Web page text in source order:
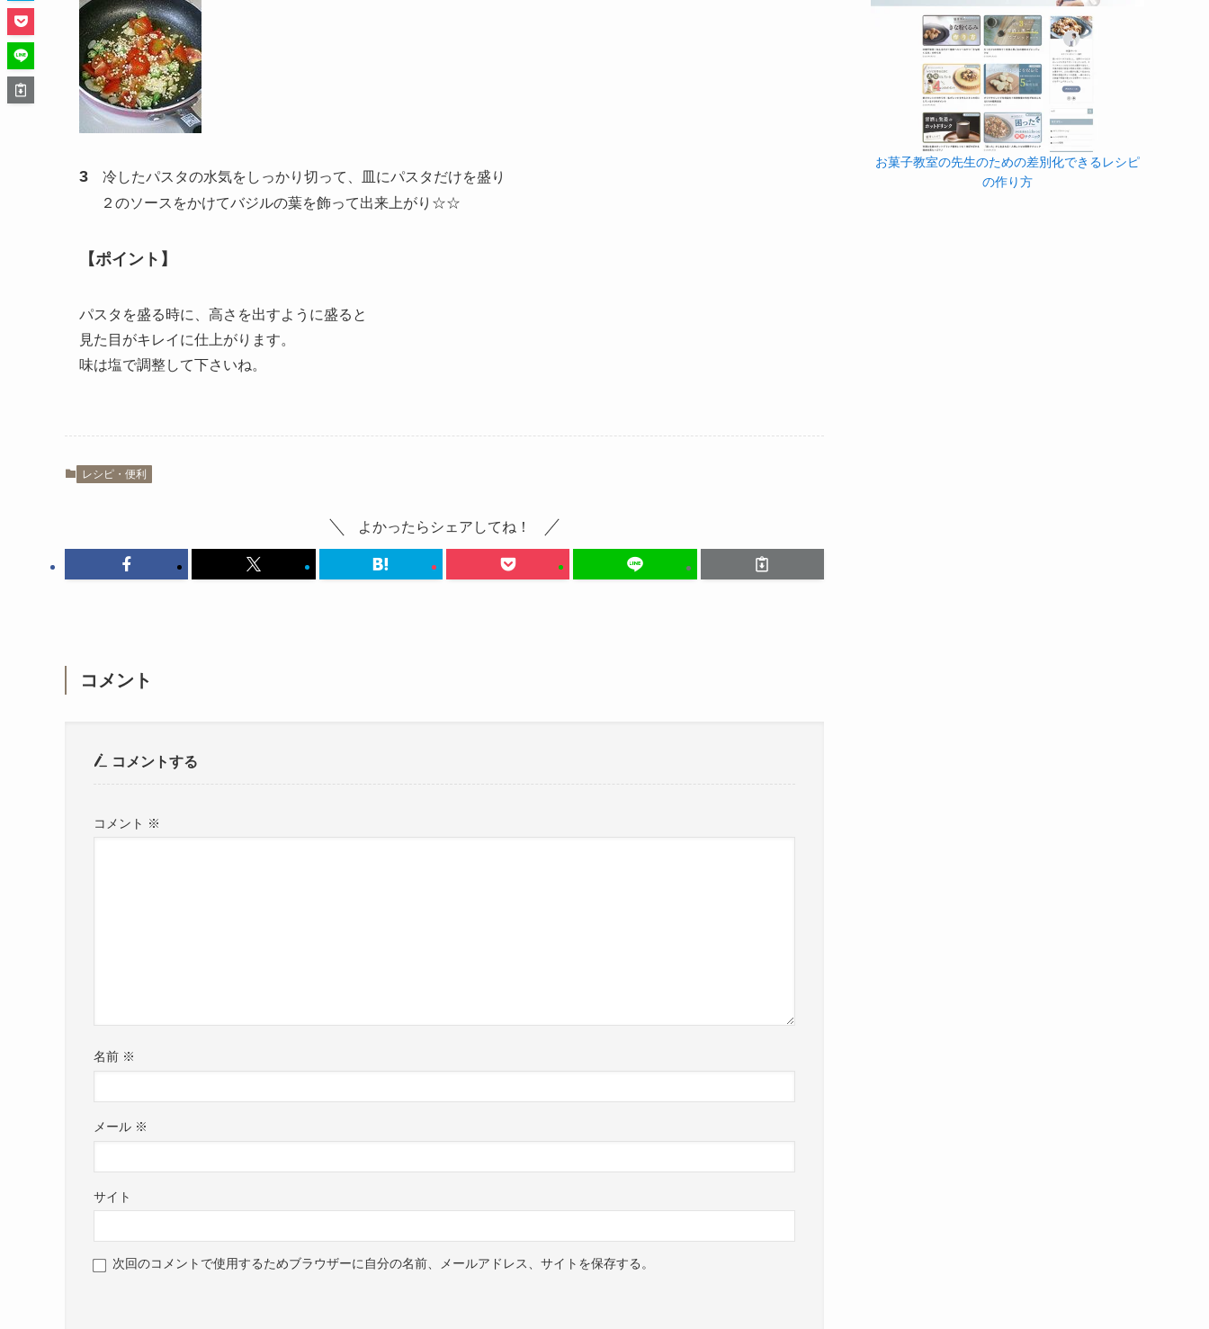
3 冷したパスタの水気をしっかり切って、皿にパスタだけを盛り
２のソースをかけてバジルの葉を飾って出来上がり☆☆
【ポイント】
パスタを盛る時に、高さを出すように盛ると
見た目がキレイに仕上がります。
味は塩で調整して下さいね。
レシピ・便利
よかったらシェアしてね！
コメント
コメントする
コメント ※
名前 ※
メール ※
サイト
次回のコメントで使用するためブラウザーに自分の名前、メールアドレス、サイトを保存する。
お菓子教室の先生のための差別化できるレシピ
の作り方